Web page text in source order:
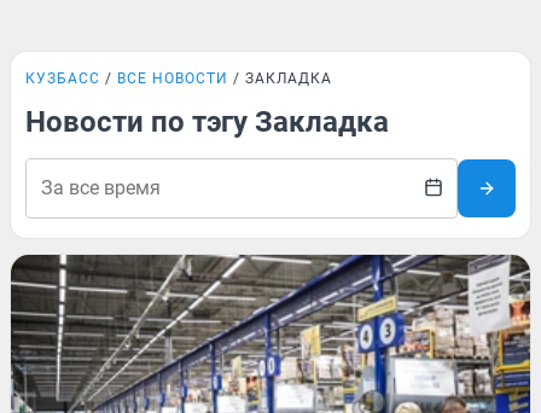
КУЗБАСС ВСЕ НОВОСТИ ЗАКЛАДКА
Новости по тэгу Закладка